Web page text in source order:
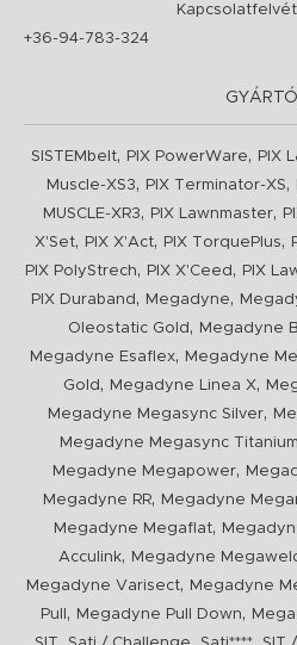
+36-94-783-324
SISTEMbelt, PIX PowerWare, PIX
Muscle-XS3, PIX Terminator-XS,
MUSCLE-XR3, PIX Lawnmaster,
X'Set, PIX X'Act, PIX TorquePlus,
PIX PolyStrech, PIX X'Ceed , PIX
PIX Duraband , Megadyne,
Oleostatic Gold , Megadyne
Megadyne Esaflex, Megadyne
Gold , Megadyne Linea X,
Megadyne Megasync Silver,
Megadyne Megasync Titanium
Megadyne Megapower,
Megadyne RR, Megadyne
Megadyne Megaflat,
Acculink, Megadyne
Megadyne Varisect, Megadyne
Pull
, Megadyne Pull Down,
,